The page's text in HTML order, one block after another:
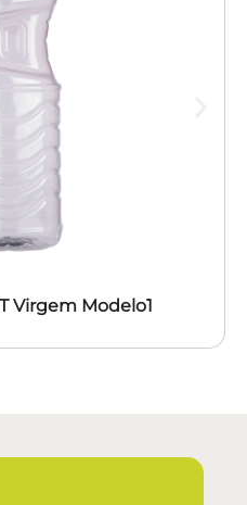
Virgem Modelo1